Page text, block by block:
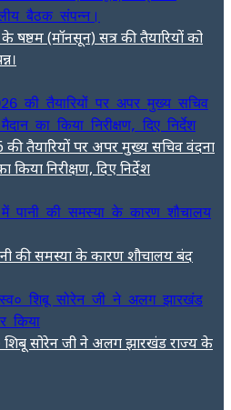
षष्ठम (मॉनसून) सत्र की तैयारियों को
तैयारियों पर अपर मुख्य सचिव वंदना
किया निरीक्षण, दिए निर्देश
की समस्या के कारण शौचालय बंद
शिबू सोरेन जी ने अलग झारखंड राज्य के